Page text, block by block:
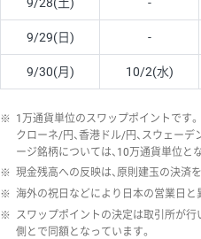
9/29(日) -
9/30(月) 10/2(水)
※ 1万通貨単位のスワップポイントです
クローネ/円、香港ドル/円、スウェー
ージ銘柄については、10万通貨単位と
※ 現金残高への反映は、原則建玉の決済
※ 海外の祝日などにより日本の営業日と
※ スワップポイントの決定は取引所が
側とで同額となっています。